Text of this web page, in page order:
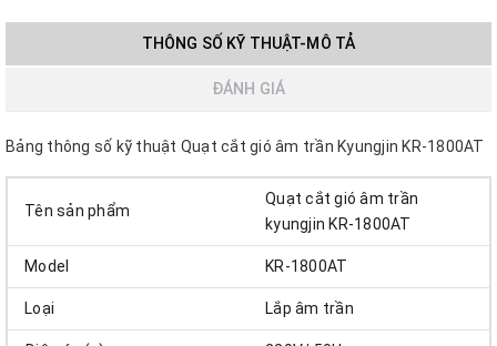
THÔNG SỐ KỸ THUẬT-MÔ TẢ
ĐÁNH GIÁ
Bảng thông số kỹ thuật Quạt cắt gió âm trần Kyungjin KR-1800AT
Tên sản phẩm
Quạt cắt gió âm trần
kyungjin KR-1800AT
Model KR-1800AT
Loại Lắp âm trần